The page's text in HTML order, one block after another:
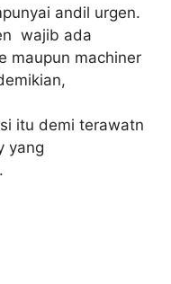
andil urgen.
wajib ada
maupun machiner
itu demi terawatn
yang